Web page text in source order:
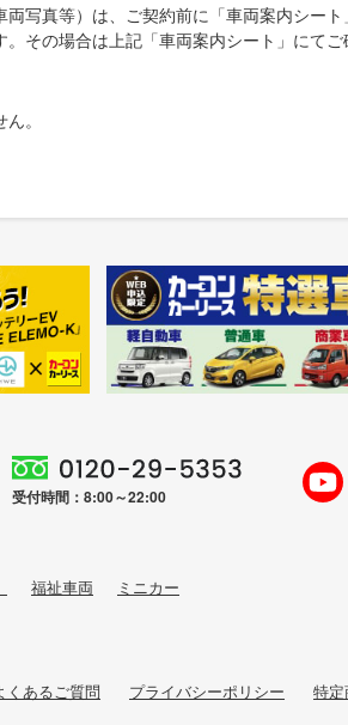
写真等）は、ご契約前に「車両案内シー
その場合は上記「車両案内シート」にて
。
受付時間：8:00～22:00
福祉車両 ミニカー
くあるご質問 プライバシーポリシー
特